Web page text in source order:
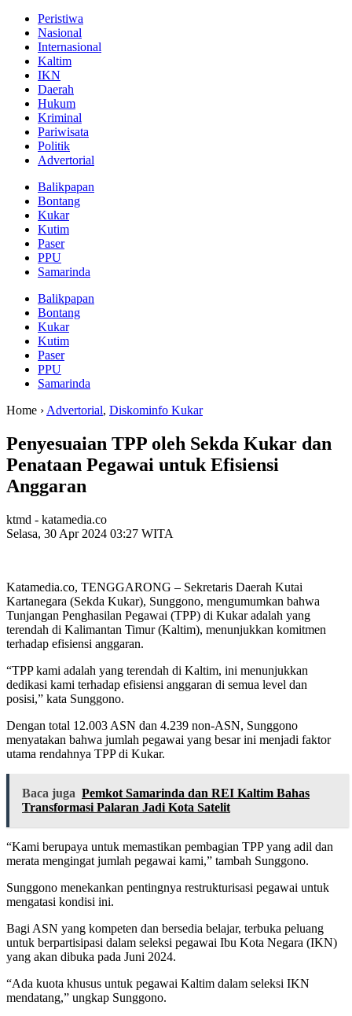
Peristiwa
Nasional
Internasional
Kaltim
IKN
Daerah
Hukum
Kriminal
Pariwisata
Politik
Advertorial
Balikpapan
Bontang
Kukar
Kutim
Paser
PPU
Samarinda
Balikpapan
Bontang
Kukar
Kutim
Paser
PPU
Samarinda
Home › Advertorial, Diskominfo Kukar
Penyesuaian TPP oleh Sekda Kukar dan
Penataan Pegawai untuk Efisiensi
Anggaran
ktmd - katamedia.co
Selasa, 30 Apr 2024 03:27 WITA
Katamedia.co, TENGGARONG – Sekretaris Daerah Kutai
Kartanegara (Sekda Kukar), Sunggono, mengumumkan bahwa
Tunjangan Penghasilan Pegawai (TPP) di Kukar adalah yang
terendah di Kalimantan Timur (Kaltim), menunjukkan komitmen
terhadap efisiensi anggaran.
“TPP kami adalah yang terendah di Kaltim, ini menunjukkan
dedikasi kami terhadap efisiensi anggaran di semua level dan
posisi,” kata Sunggono.
Dengan total 12.003 ASN dan 4.239 non-ASN, Sunggono
menyatakan bahwa jumlah pegawai yang besar ini menjadi faktor
utama rendahnya TPP di Kukar.
Baca juga Pemkot Samarinda dan REI Kaltim Bahas
Transformasi Palaran Jadi Kota Satelit
“Kami berupaya untuk memastikan pembagian TPP yang adil dan
merata mengingat jumlah pegawai kami,” tambah Sunggono.
Sunggono menekankan pentingnya restrukturisasi pegawai untuk
mengatasi kondisi ini.
Bagi ASN yang kompeten dan bersedia belajar, terbuka peluang
untuk berpartisipasi dalam seleksi pegawai Ibu Kota Negara (IKN)
yang akan dibuka pada Juni 2024.
“Ada kuota khusus untuk pegawai Kaltim dalam seleksi IKN
mendatang,” ungkap Sunggono.